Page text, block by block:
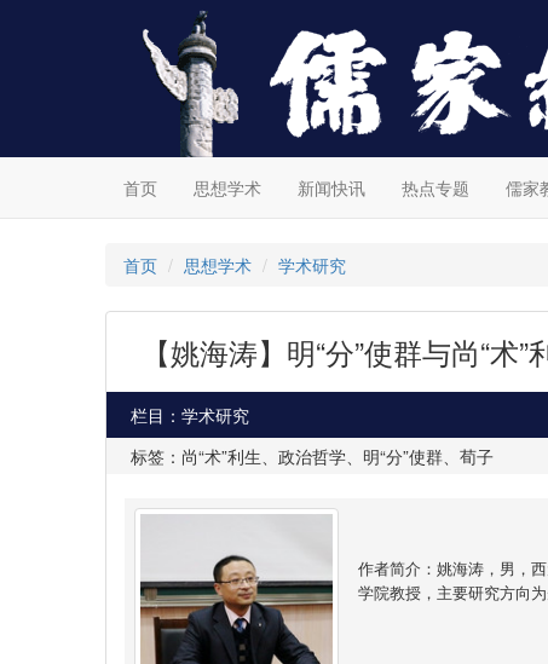
首页 思想学术 新闻快讯 热点专题 儒家
首页 思想学术 学术研究
【姚海涛】明“分”使群与尚“
栏目：学术研究
标签：尚“术”利生、政治哲学、明“分”使群、荀子
作者简介：姚海涛，男，
学院教授，主要研究方向